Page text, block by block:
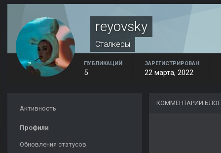
reyovsky
Сталкеры
ПУБЛИКАЦИЙ
5
ЗАРЕГИСТРИРОВАН
22 марта, 2022
Активность
Профили
Обновления статусов
КОММЕНТАРИИ